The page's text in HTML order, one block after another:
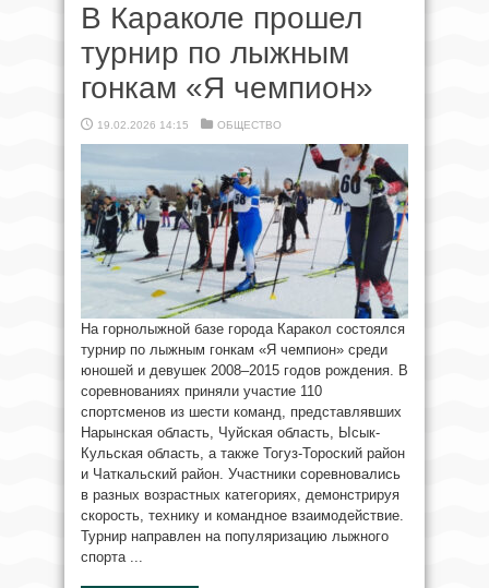
В Караколе прошел
турнир по лыжным
гонкам «Я чемпион»
19.02.2026 14:15 ОБЩЕСТВО
На горнолыжной базе города Каракол состоялся
турнир по лыжным гонкам «Я чемпион» среди
юношей и девушек 2008–2015 годов рождения. В
соревнованиях приняли участие 110
спортсменов из шести команд, представлявших
Нарынская область, Чуйская область, Ысык-
Кульская область, а также Тогуз-Тороский район
и Чаткальский район. Участники соревновались
в разных возрастных категориях, демонстрируя
скорость, технику и командное взаимодействие.
Турнир направлен на популяризацию лыжного
спорта ...